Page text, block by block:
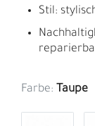
Stil:
Farbe: Taupe